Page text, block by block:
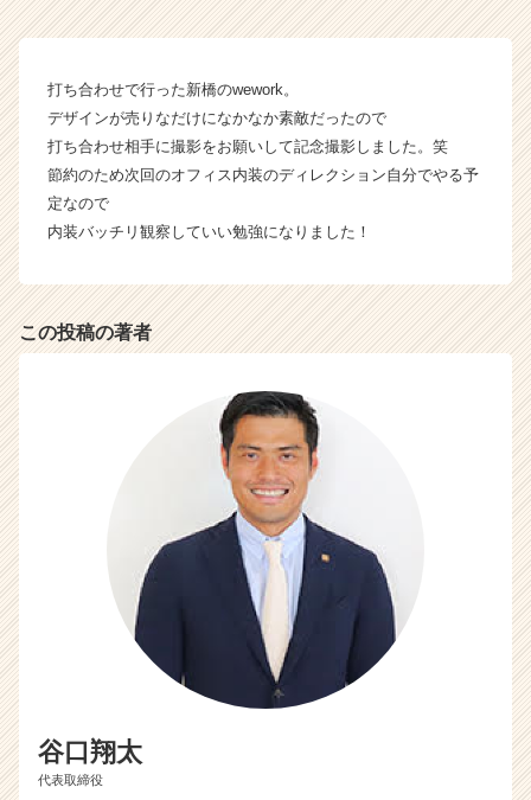
か
ス
カ
ウ
が
サ
リ
C
打ち合わせで行った新橋のwework。
デザインが売りなだけになかなか素敵だったので
打ち合わせ相手に撮影をお願いして記念撮影しました。笑
節約のため次回のオフィス内装のディレクション自分でやる予
定なので
内装バッチリ観察していい勉強になりました！
この投稿の著者
谷口翔太
代表取締役